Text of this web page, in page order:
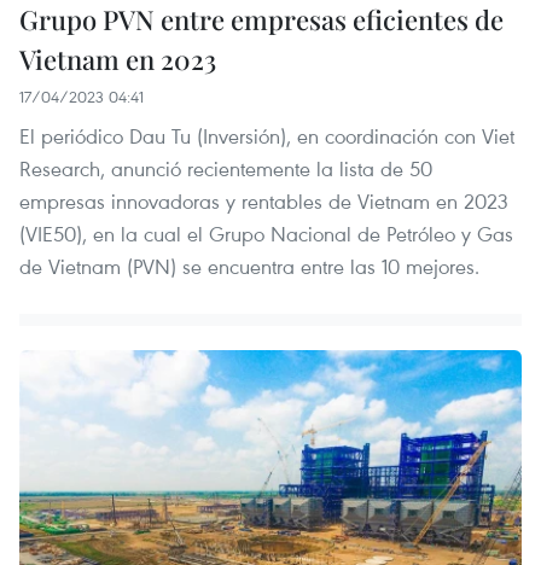
Grupo PVN entre empresas eficientes de
Vietnam en 2023
17/04/2023 04:41
El periódico Dau Tu (Inversión), en coordinación con Viet
Research, anunció recientemente la lista de 50
empresas innovadoras y rentables de Vietnam en 2023
(VIE50), en la cual el Grupo Nacional de Petróleo y Gas
de Vietnam (PVN) se encuentra entre las 10 mejores.